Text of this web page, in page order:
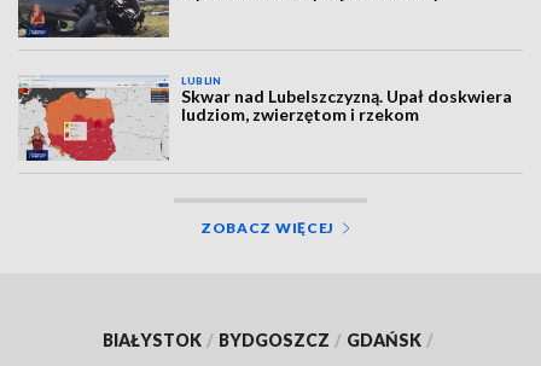
LUBLIN
Skwar nad Lubelszczyzną. Upał doskwiera
ludziom, zwierzętom i rzekom
ZOBACZ WIĘCEJ
BIAŁYSTOK / BYDGOSZCZ / GDAŃSK /